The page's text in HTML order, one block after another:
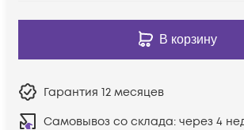
В корзину
Гарантия 12 месяцев
Самовывоз со склада: через 4